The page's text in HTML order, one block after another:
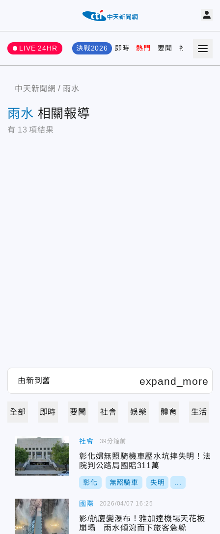
LIVE 24HR 決戰2026 即時 熱門 要聞 社會 娛樂
中天新聞網 雨水
雨水 相關報導
有 13 項結果
全部 即時 要聞 社會 娛樂 體育 生活
社會
彰化婦無照騎機車壓水坑摔失明！法
院判公路局國賠311萬
彰化 無照騎車 失明
39分鐘前
國際
影/航廈變瀑布！雅加達機場天花板
崩塌 雨水傾瀉而下旅客急躲
2026/04/07 16:25